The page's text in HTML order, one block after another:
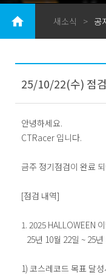
새소식 > 공
25/10/22(수) 점
안녕하세요.
CTRacer 입니다.
금주 정기점검이 완료
[점검 내역]
1. 2025 HALLOWEEN
25년 10월 22일 ~ 25년
1) 코스레코드 목표 달